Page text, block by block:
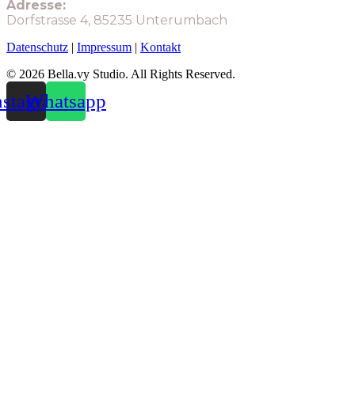
Adresse:
Dorfstrasse 4, 85235 Unterumbach
Datenschutz | Impressum | Kontakt
© 2026 Bella.vy Studio. All Rights Reserved.
Whatsapp